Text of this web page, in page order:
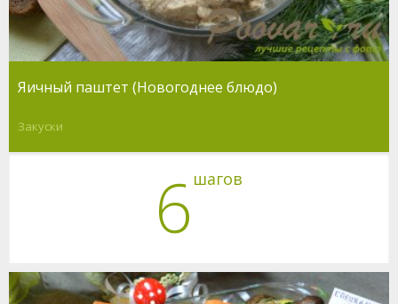
Яичный паштет (Новогоднее блюдо)
Закуски
6 шагов